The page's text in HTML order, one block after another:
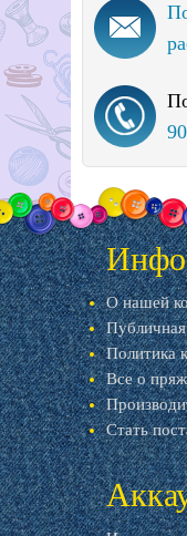
О нашей
Политика
Все о
Стать